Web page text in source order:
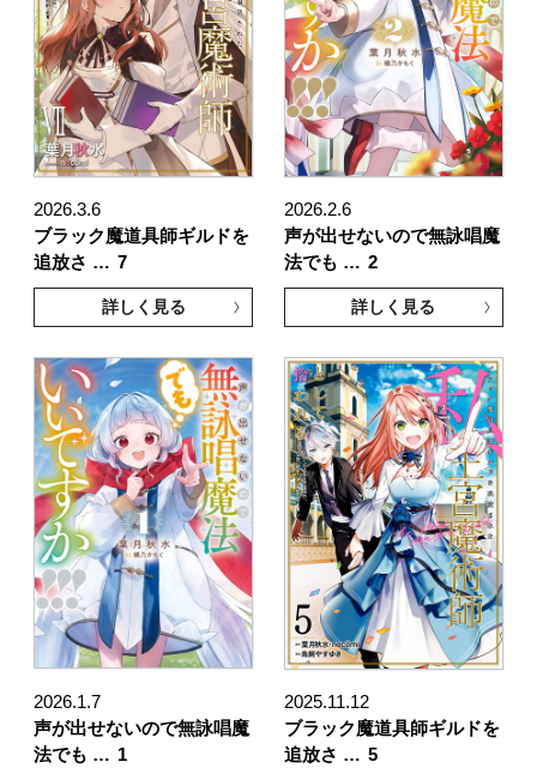
2026.3.6
ブラック魔道具師ギルドを
追放さ … 7
詳しく見る
2026.2.6
声が出せないので無詠唱魔
法でも … 2
詳しく見る
2026.1.7
声が出せないので無詠唱魔
法でも … 1
2025.11.12
ブラック魔道具師ギルドを
追放さ … 5